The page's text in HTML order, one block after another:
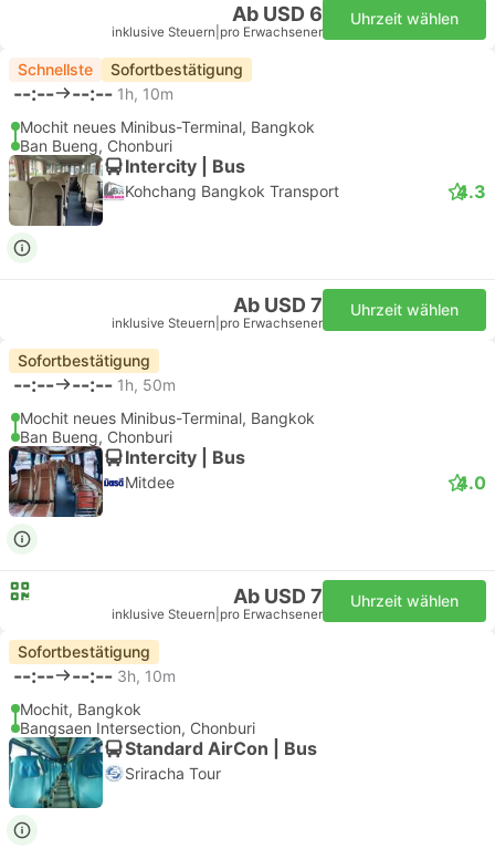
Ab USD 6
inklusive Steuern pro Erwachsener
Uhrzeit wählen
Schnellste Sofortbestätigung
--:-- --:-- 1h, 10m
Mochit neues Minibus-Terminal, Bangkok
Ban Bueng, Chonburi
Intercity | Bus
Kohchang Bangkok Transport 4.3
Ab USD 7
inklusive Steuern pro Erwachsener
Uhrzeit wählen
Sofortbestätigung
--:-- --:-- 1h, 50m
Mochit neues Minibus-Terminal, Bangkok
Ban Bueng, Chonburi
Intercity | Bus
Mitdee 4.0
Ab USD 7
inklusive Steuern pro Erwachsener
Uhrzeit wählen
Sofortbestätigung
--:-- --:-- 3h, 10m
Mochit, Bangkok
Bangsaen Intersection, Chonburi
Standard AirCon | Bus
Sriracha Tour